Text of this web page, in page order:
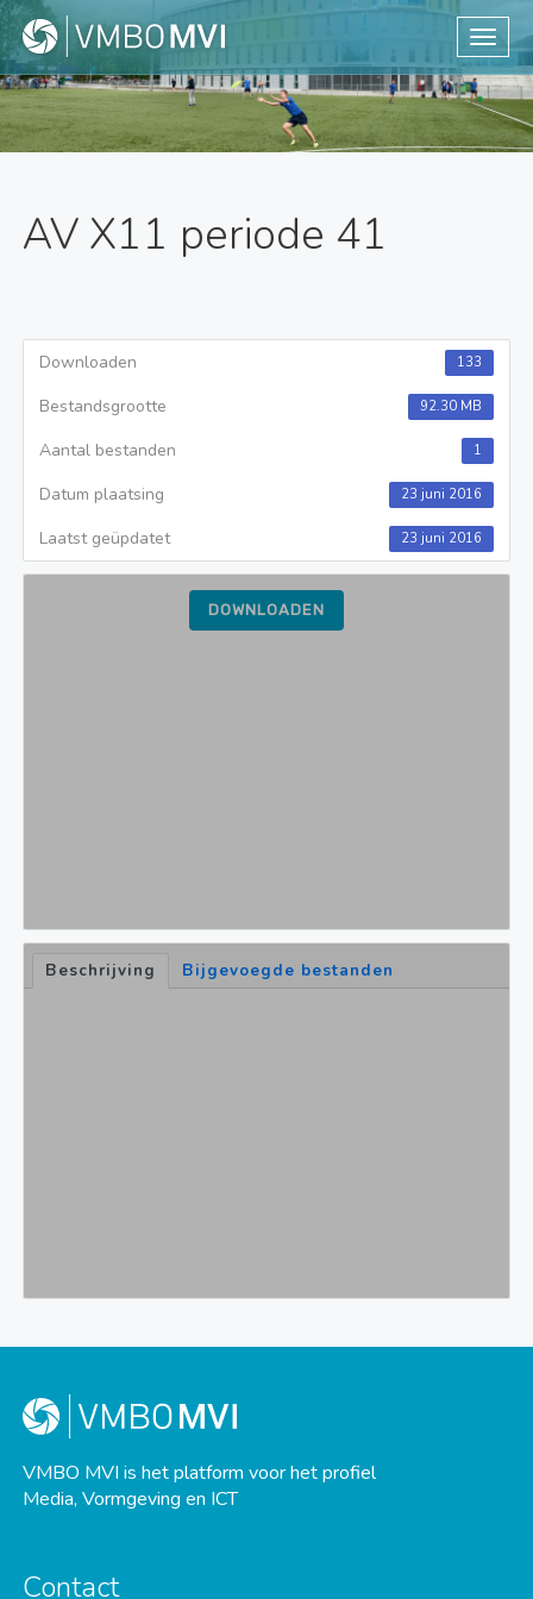
AV X11 periode 41
Downloaden 133
Bestandsgrootte 92.30 MB
Aantal bestanden 1
Datum plaatsing 23 juni 2016
Laatst geüpdatet 23 juni 2016
DOWNLOADEN
Beschrijving Bijgevoegde bestanden
VMBO MVI is het platform voor het profiel
Media, Vormgeving en ICT
Contact